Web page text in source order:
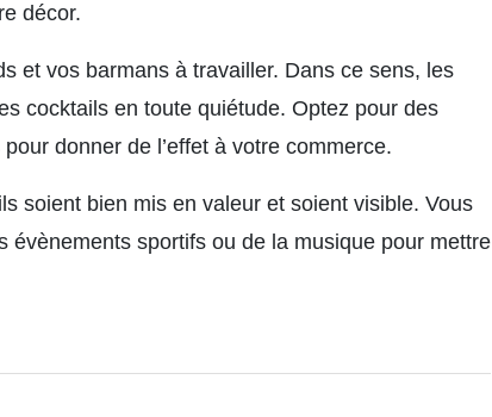
décor.
et vos barmans à travailler. Dans ce sens, les
cocktails en toute quiétude. Optez pour des
donner de l’effet à votre commerce.
soient bien mis en valeur et soient visible. Vous
sportifs ou de la musique pour mettre